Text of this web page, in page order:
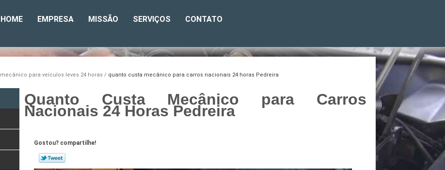
HOME EMPRESA MISSÃO SERVIÇOS CONTATO
mecânico para veículos leves 24 horas quanto custa mecânico para carros nacionais 24 horas Pedreira
Quanto Custa Mecânico para Carros
Nacionais 24 Horas Pedreira
Gostou? compartilhe!